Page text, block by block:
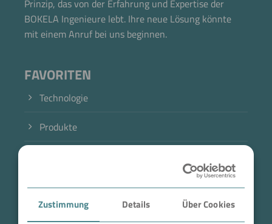
Zustimmung Details Über Cookies
Prinzip, das von der Erfahrung und Expertise der
BOKELA Ingenieure lebt. Ihre neue Lösung könnte
mit einem Anruf bei uns beginnen.
FAVORITEN
Technologie
Produkte
Case Studies
Über BOKELA